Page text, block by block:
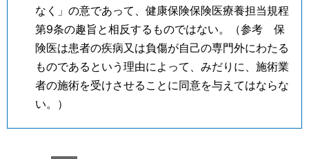
なく」の意であって、健康保険保険医療養担当規程
第9条の趣旨と相反するものではない。（参考 保
険医は患者の疾病又は負傷が自己の専門外にわたる
ものであるという理由によって、みだりに、施術業
者の施術を受けさせることに同意を与えてはならな
い。）